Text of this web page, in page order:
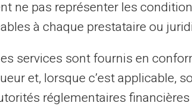
les documents requis. Une
des allocations
dispose de dispositifs de
ne pas représenter les
à chaque prestataire ou
services sont fournis en
et, lorsque c’est applicable,
réglementaires